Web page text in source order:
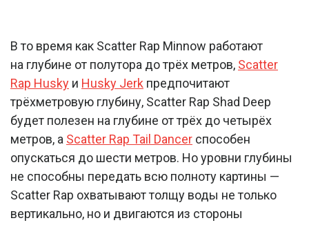
В то время как Scatter Rap Minnow работают
на глубине от полутора до трёх метров, Scatter
Rap Husky и Husky Jerk предпочитают
трёхметровую глубину, Scatter Rap Shad Deep
будет полезен на глубине от трёх до четырёх
метров, а Scatter Rap Tail Dancer способен
опускаться до шести метров. Но уровни глубины
не способны передать всю полноту картины —
Scatter Rap охватывают толщу воды не только
вертикально, но и двигаются из стороны